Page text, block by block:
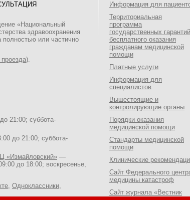
«Национальный
здравоохранения
полностью или частично
).
21:00; суббота-
до 21:00; суббота-
«Измайловский» —
до 18:00; воскресенье,
Одноклассники
Информация для
Территориальная
программа
государственных гарантий
бесплатного оказания
гражданам медицинской
помощи
Платные услуги
Информация для
специалистов
Вышестоящие и
контролирующие органы
Порядки оказания
медицинской помощи
Стандарты медицинской
помощи
Клинические
Сайт Федерального
медицины катастроф
Сайт журнала «Вестник